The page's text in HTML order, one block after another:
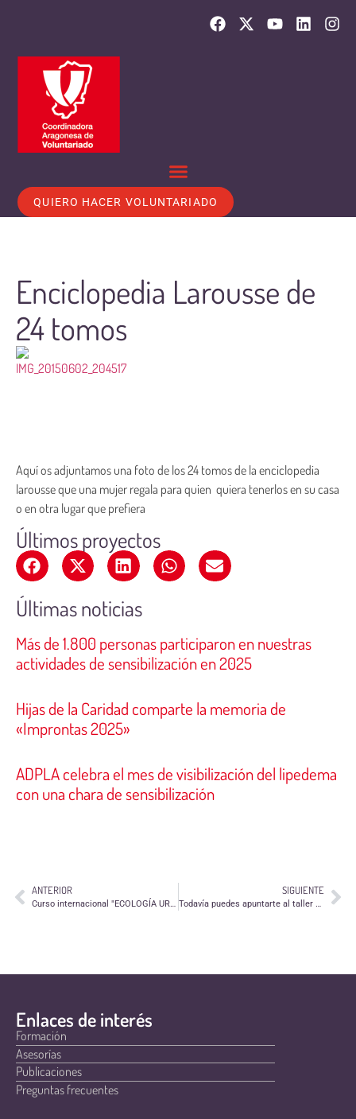
QUIERO HACER VOLUNTARIADO
Enciclopedia Larousse de
24 tomos
Aquí os adjuntamos una foto de los 24 tomos de la enciclopedia
larousse que una mujer regala para quien quiera tenerlos en su casa
o en otra lugar que prefiera
Últimos proyectos
Últimas noticias
Más de 1.800 personas participaron en nuestras
actividades de sensibilización en 2025
Hijas de la Caridad comparte la memoria de
«Improntas 2025»
ADPLA celebra el mes de visibilización del lipedema
con una chara de sensibilización
ANTERIOR
Curso internacional "ECOLOGÍA URBANA, DEMOCRACIA JUVENIL & PARTICIPACIÓN PÚBLICA"
SIGUIENTE
Todavía puedes apuntarte al taller de "Aproximación a la ludopedagogía"
Enlaces de interés
Formación
Asesorías
Publicaciones
Preguntas frecuentes